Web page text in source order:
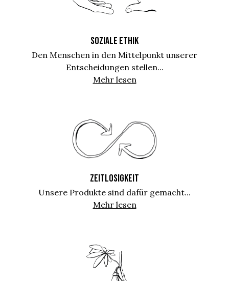
SOZIALE ETHIK
Den Menschen in den Mittelpunkt unserer
Entscheidungen stellen...
Mehr lesen
ZEITLOSIGKEIT
Unsere Produkte sind dafür gemacht...
Mehr lesen